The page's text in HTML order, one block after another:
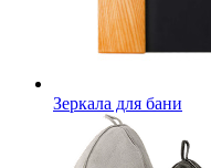
Зеркала для бани